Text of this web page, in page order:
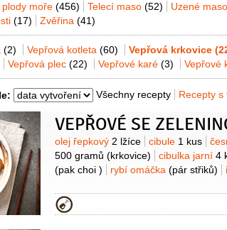
plody moře (456) Telecí maso (52) Uzené maso
(17) Zvěřina (41)
(2) Vepřová kotleta (60) Vepřová krkovice
Vepřová plec (22) Vepřové karé (3) Vepřové
Všechny recepty Recepty s
Suroviny
olej řepkový 2 lžíce cibule 1 kus
500 gramů (krkovice) cibulka jarní 4
(pak choi )
rybí omáčka (pár střiků)
Kategorie